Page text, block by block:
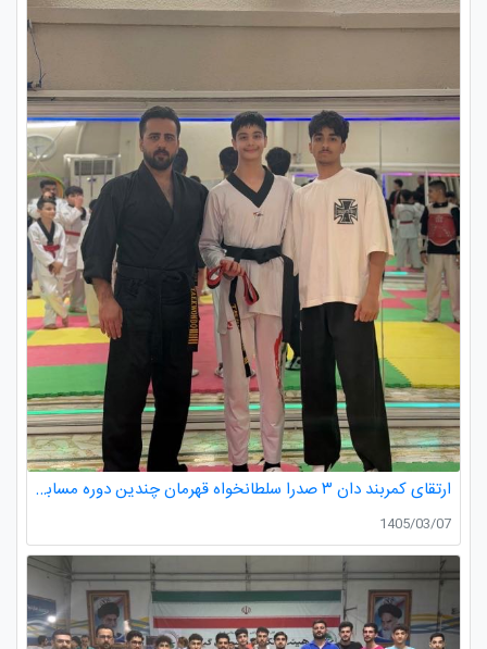
ارتقای کمربند دان ۳ صدرا سلطانخواه قهرمان چندین دوره مسابقات استانی و کشوری در رده سنی خردسالان و نونهالان
1405/03/07